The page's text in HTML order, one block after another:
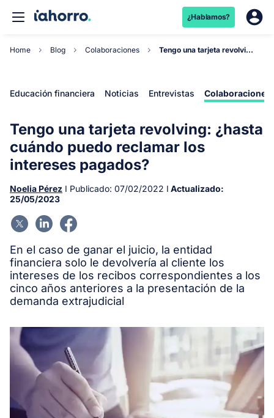
¿Hablamos?
Home Blog Colaboraciones Tengo una tarjeta revolving: ¿hasta cuándo puedo...
Educación financiera Noticias Entrevistas Colaboraciones
Tengo una tarjeta revolving: ¿hasta
cuándo puedo reclamar los
intereses pagados?
Noelia Pérez I Publicado: 07/02/2022 I Actualizado:
25/05/2023
En el caso de ganar el juicio, la entidad
financiera solo le devolvería al cliente los
intereses de los recibos correspondientes a los
cinco años anteriores a la presentación de la
demanda extrajudicial